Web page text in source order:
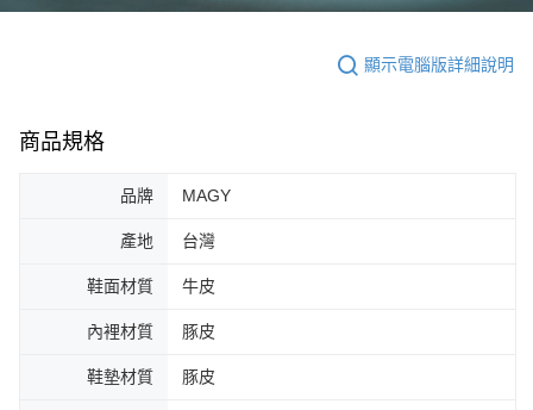
顯示電腦版詳細說明
商品規格
品牌 MAGY
產地 台灣
鞋面材質 牛皮
內裡材質 豚皮
鞋墊材質 豚皮